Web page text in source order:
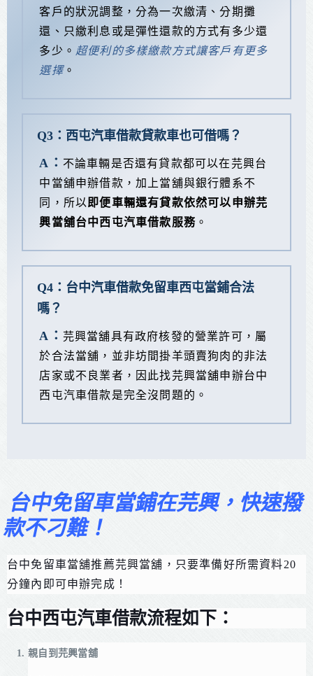
客戶的狀況調整，分為一次繳清、分期攤
還、只繳利息或是彈性還款的方式有多少還
多少。 超便利的多樣繳款方式讓客戶有更多
選擇。
Q3：西屯汽車借款貸款車也可借嗎？
A： 不論車輛是否還有貸款都可以在芫興台
中當舖申辦借款，加上當舖與銀行體系不
同，所以 即便車輛還有貸款依然可以申辦芫
興當舖台中西屯汽車借款服務 。
Q4：台中汽車借款免留車西屯當鋪合法
嗎？
A： 芫興當舖具有政府核發的營業許可，屬
於合法當舖，並非坊間掛羊頭賣狗肉的非法
店家或不良業者，因此找芫興當舖申辦台中
西屯汽車借款是完全沒問題的。
台中免留車當鋪在芫興，快速撥
款不刁難！
台中免留車當舖推薦芫興當舖，只要準備好所需資料20
分鐘內即可申辦完成！
台中西屯汽車借款流程如下：
親自到芫興當舖